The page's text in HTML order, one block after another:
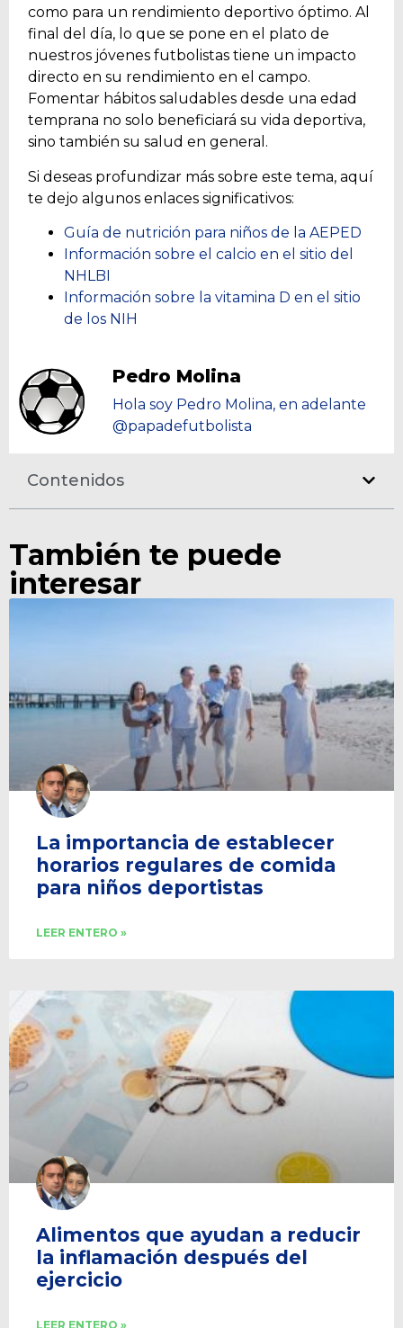
como para un rendimiento deportivo óptimo. Al
final del día, lo que se pone en el plato de
nuestros jóvenes futbolistas tiene un impacto
directo en su rendimiento en el campo.
Fomentar hábitos saludables desde una edad
temprana no solo beneficiará su vida deportiva,
sino también su salud en general.
Si deseas profundizar más sobre este tema, aquí
te dejo algunos enlaces significativos:
Guía de nutrición para niños de la AEPED
Información sobre el calcio en el sitio del
NHLBI
Información sobre la vitamina D en el sitio
de los NIH
Pedro Molina
Hola soy Pedro Molina, en adelante
@papadefutbolista
Contenidos
También te puede
interesar
La importancia de establecer
horarios regulares de comida
para niños deportistas
LEER ENTERO »
Alimentos que ayudan a reducir
la inflamación después del
ejercicio
LEER ENTERO »